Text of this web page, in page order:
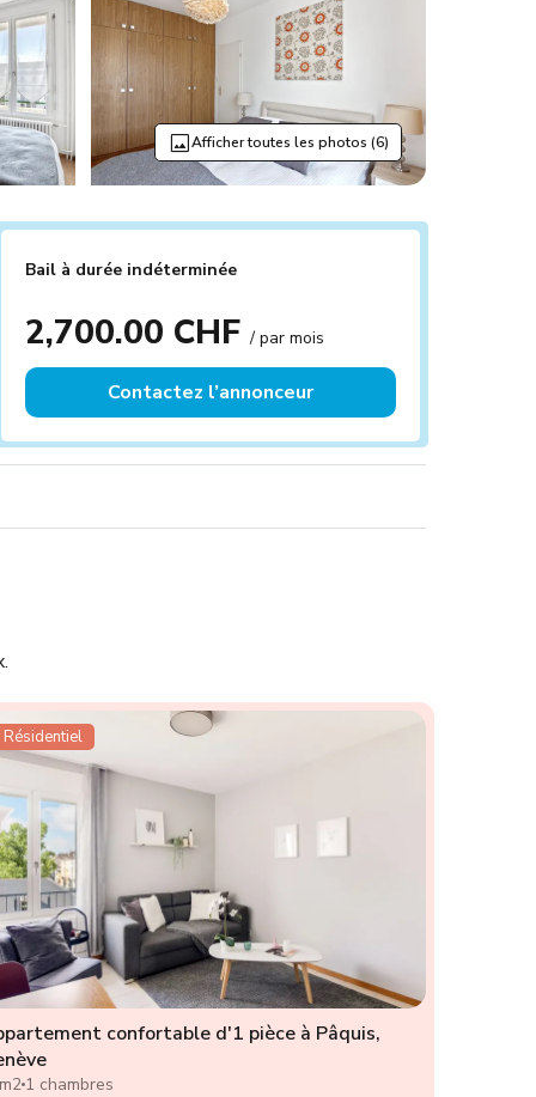
Afficher toutes les photos (6)
Bail à durée indéterminée
2,700.00 CHF/ par mois
Contactez l’annonceur
Résidentiel
confortable d'1 pièce à Pâquis,
1 chambres